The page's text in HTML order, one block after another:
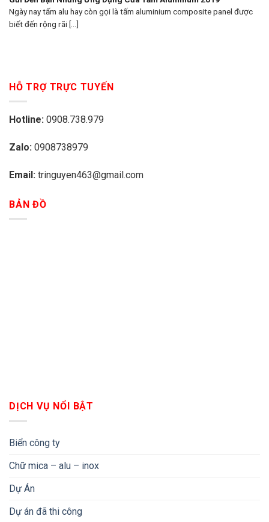
Ngày nay tấm alu hay còn gọi là tấm aluminium composite panel được
biết đến rộng rãi [...]
HỖ TRỢ TRỰC TUYẾN
Hotline: 0908.738.979
Zalo: 0908738979
Email: tringuyen463@gmail.com
BẢN ĐỒ
DỊCH VỤ NỔI BẬT
Biển công ty
Chữ mica – alu – inox
Dự Án
Dự án đã thi công